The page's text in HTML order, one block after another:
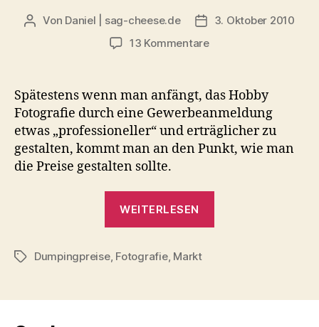
Beitragsautor
Von Daniel | sag-cheese.de Beitragsdatum
3. Oktober 2010
13 Kommentarezu
der
Fotografie
–
Das
zweischneidige
Spätestens wenn man anfängt, das Hobby
Fotografie durch eine Gewerbeanmeldung
etwas „professioneller“ und erträglicher zu
gestalten, kommt man an den Punkt, wie man
die Preise gestalten sollte.
WEITERLESEN
Das
Schlagwörter
Dumpingpreise, Fotografie, Markt